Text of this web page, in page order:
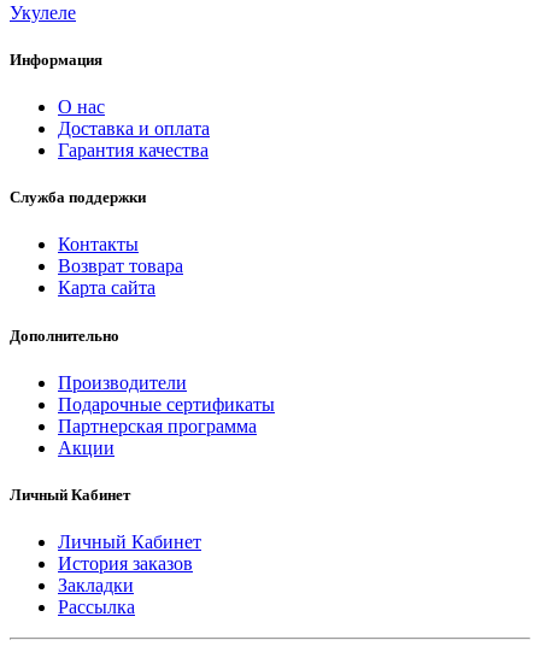
Укулеле
Информация
О нас
Доставка и оплата
Гарантия качества
Служба поддержки
Контакты
Возврат товара
Карта сайта
Дополнительно
Производители
Подарочные сертификаты
Партнерская программа
Акции
Личный Кабинет
Личный Кабинет
История заказов
Закладки
Рассылка